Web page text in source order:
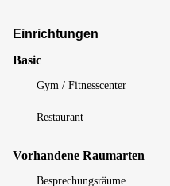
Einrichtungen
Basic
Gym / Fitnesscenter
Restaurant
Vorhandene Raumarten
Besprechungsräume